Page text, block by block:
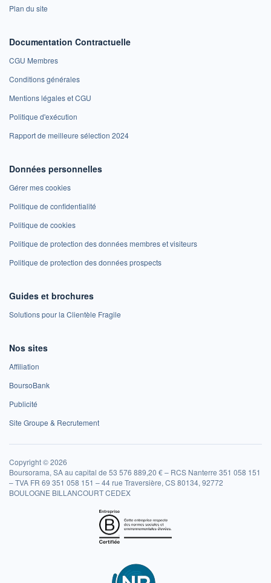
Plan du site
Documentation Contractuelle
CGU Membres
Conditions générales
Mentions légales et CGU
Politique d'exécution
Rapport de meilleure sélection 2024
Données personnelles
Gérer mes cookies
Politique de confidentialité
Politique de cookies
Politique de protection des données membres et visiteurs
Politique de protection des données prospects
Guides et brochures
Solutions pour la Clientèle Fragile
Nos sites
Affiliation
BoursoBank
Publicité
Site Groupe & Recrutement
Copyright © 2026
Boursorama, SA au capital de 53 576 889,20 € – RCS Nanterre 351 058 151
– TVA FR 69 351 058 151 – 44 rue Traversière, CS 80134, 92772
BOULOGNE BILLANCOURT CEDEX